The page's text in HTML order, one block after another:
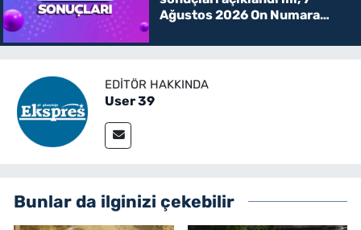
Ağustos 2026 On Numara
EDITÖR HAKKINDA
User 39
Bunlar da ilginizi çekebilir